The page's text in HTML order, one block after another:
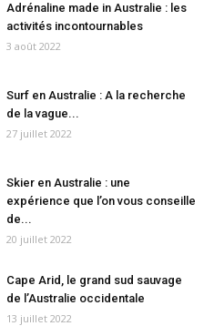
Adrénaline made in Australie : les
activités incontournables
3 août 2022
Surf en Australie : A la recherche
de la vague...
27 juillet 2022
Skier en Australie : une
expérience que l’on vous conseille
de...
20 juillet 2022
Cape Arid, le grand sud sauvage
de l’Australie occidentale
13 juillet 2022